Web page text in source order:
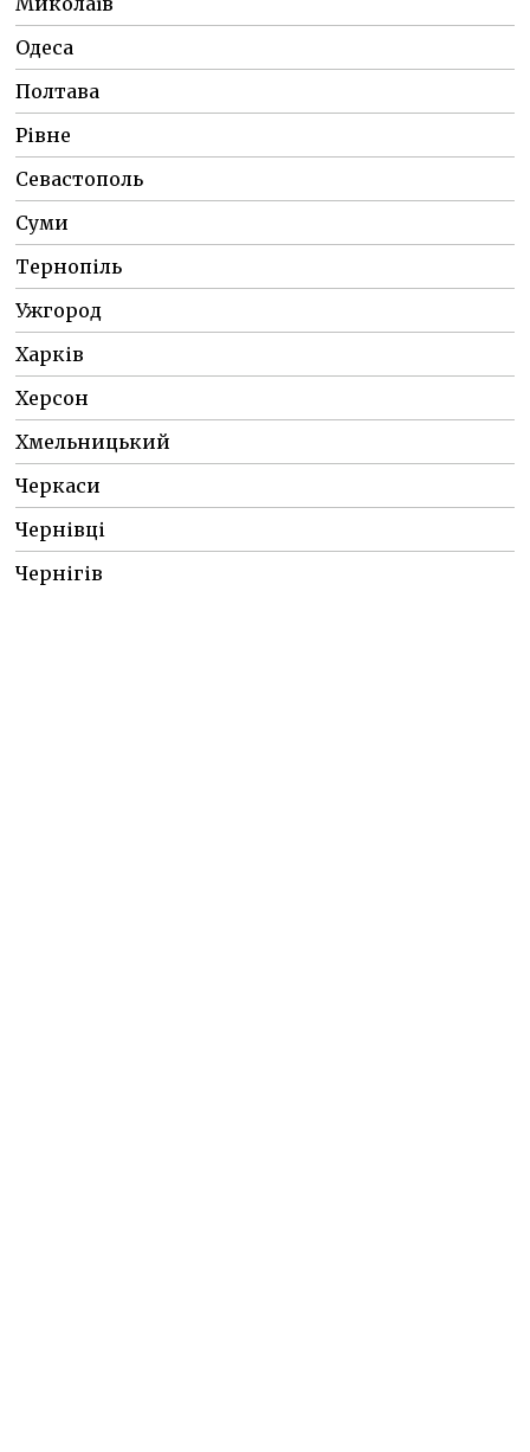
Одеса
Полтава
Рівне
Севастополь
Суми
Тернопіль
Ужгород
Харків
Херсон
Хмельницький
Черкаси
Чернівці
Чернігів